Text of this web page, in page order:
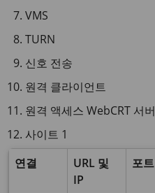
VMS
TURN
신호 전송
원격 클라이언트
원격 액세스 WebCRT 서버
사이트 1
연결
URL 및
IP
포트